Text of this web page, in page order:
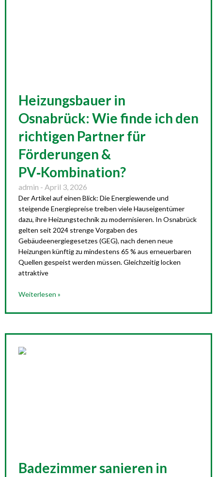
Heizungsbauer in
Osnabrück: Wie finde ich den
richtigen Partner für
Förderungen &
PV‑Kombination?
admin April 3, 2026
Der Artikel auf einen Blick: Die Energiewende und
steigende Energiepreise treiben viele Hauseigentümer
dazu, ihre Heizungstechnik zu modernisieren. In Osnabrück
gelten seit 2024 strenge Vorgaben des
Gebäudeenergiegesetzes (GEG), nach denen neue
Heizungen künftig zu mindestens 65 % aus erneuerbaren
Quellen gespeist werden müssen. Gleichzeitig locken
attraktive
Weiterlesen »
Badezimmer sanieren in